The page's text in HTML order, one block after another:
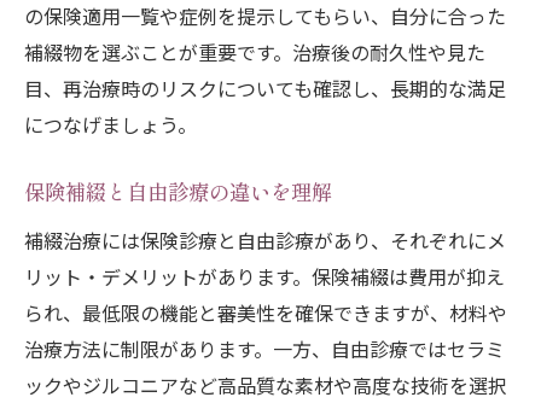
の保険適用一覧や症例を提示してもらい、自分に合った
補綴物を選ぶことが重要です。治療後の耐久性や見た
目、再治療時のリスクについても確認し、長期的な満足
につなげましょう。
保険補綴と自由診療の違いを理解
補綴治療には保険診療と自由診療があり、それぞれにメ
リット・デメリットがあります。保険補綴は費用が抑え
られ、最低限の機能と審美性を確保できますが、材料や
治療方法に制限があります。一方、自由診療ではセラミ
ックやジルコニアなど高品質な素材や高度な技術を選択